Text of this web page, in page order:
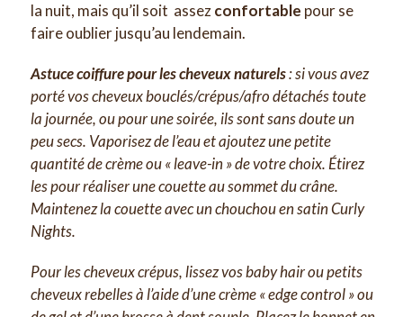
la nuit, mais qu’il soit assezconfortable pour se
faire oublier jusqu’au lendemain.
Astuce coiffure pour les cheveux naturels: si vous avez
porté vos cheveux bouclés/crépus/afro détachés toute
la journée, ou pour une soirée, ils sont sans doute un
peu secs. Vaporisez de l’eau et ajoutez une petite
quantité de crème ou « leave-in » de votre choix. Étirez
les pour réaliser une couette au sommet du crâne.
Maintenez la couette avec un chouchou en satin Curly
Nights.
Pour les cheveux crépus, lissez vos baby hair ou petits
cheveux rebelles à l’aide d’une crème « edge control » ou